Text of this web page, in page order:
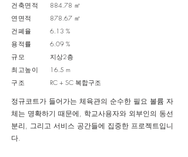
건축면적
연면적
건폐율
용적률
규모
​최고높이
​구조
884.78 ㎡
878.67 ㎡
6.13 %
6.09 %
지상2층
16.5 m
RC + SC 복합구조
정규코트가 들어가는 체육관의 순수한 필요 볼륨 자
체는 명확하기 때문에, 학교사용자와 외부인의 동선
분리, 그리고 서비스 공간들에 집중한 프로젝트입니
다.